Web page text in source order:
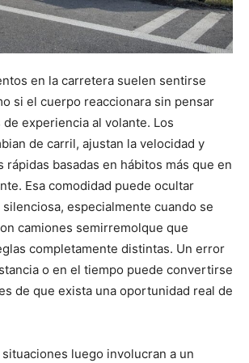
en la carretera suelen sentirse
si el cuerpo reaccionara sin pensar
experiencia al volante. Los
de carril, ajustan la velocidad y
rápidas basadas en hábitos más que en
Esa comodidad puede ocultar
especialmente cuando se
camiones semirremolque que
completamente distintas. Un error
o en el tiempo puede convertirse
de que exista una oportunidad real de
luego involucran a un